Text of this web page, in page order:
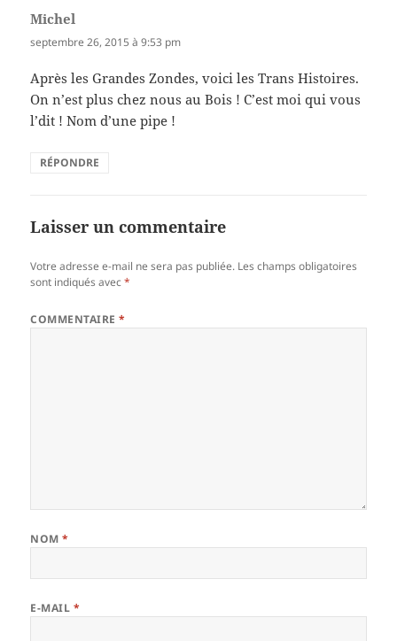
Michel
septembre 26, 2015 à 9:53 pm
Après les Grandes Zondes, voici les Trans Histoires.
On n’est plus chez nous au Bois ! C’est moi qui vous
l’dit ! Nom d’une pipe !
RÉPONDRE
Laisser un commentaire
Votre adresse e-mail ne sera pas publiée. Les champs obligatoires
sont indiqués avec*
COMMENTAIRE*
NOM*
E-MAIL *